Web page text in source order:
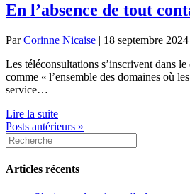
En l’absence de tout
ParCorinne Nicaise | 18 septembre 2024
Les téléconsultations s’inscrivent dans
comme « l’ensemble des domaines où
service…
Lire la suite
Posts antérieurs »
Articles récents